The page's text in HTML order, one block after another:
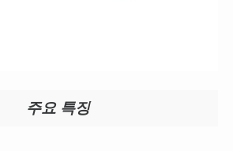
주요 특징